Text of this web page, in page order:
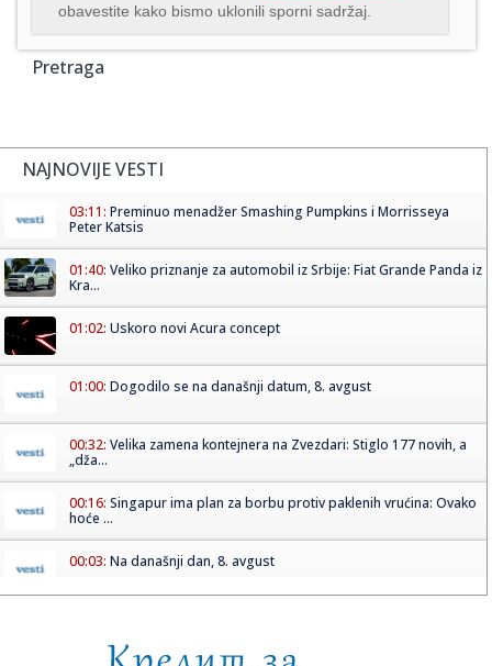
obavestite kako bismo uklonili sporni sadržaj.
Pretraga
NAJNOVIJE VESTI
03:11: Preminuo menadžer Smashing Pumpkins i Morrisseya
Peter Katsis
01:40: Veliko priznanje za automobil iz Srbije: Fiat Grande Panda iz
Kra...
01:02: Uskoro novi Acura concept
01:00: Dogodilo se na današnji datum, 8. avgust
00:32: Velika zamena kontejnera na Zvezdari: Stiglo 177 novih, a
„dža...
00:16: Singapur ima plan za borbu protiv paklenih vrućina: Ovako
hoće ...
00:03: Na današnji dan, 8. avgust